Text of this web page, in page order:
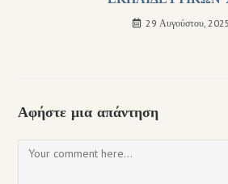
29 Αυγούστου, 2025
Αφήστε μια απάντηση